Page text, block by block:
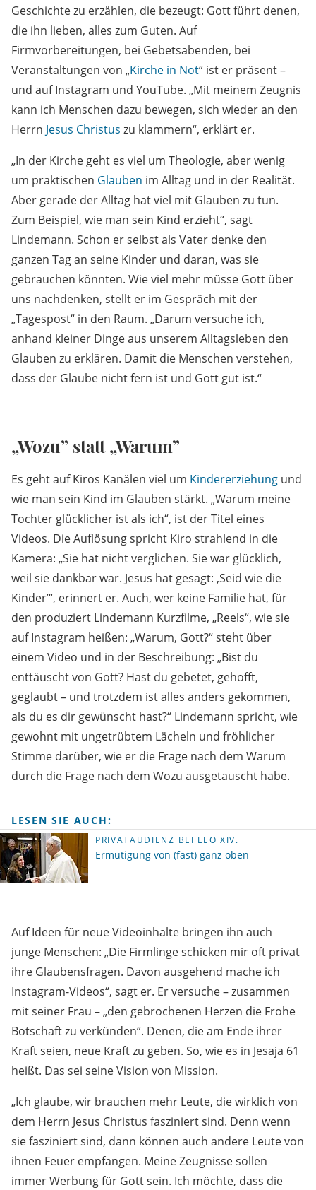
Geschichte zu erzählen, die bezeugt: Gott führt denen,
die ihn lieben, alles zum Guten. Auf
Firmvorbereitungen, bei Gebetsabenden, bei
Veranstaltungen von „Kirche in Not“ ist er präsent –
und auf Instagram und YouTube. „Mit meinem Zeugnis
kann ich Menschen dazu bewegen, sich wieder an den
Herrn Jesus Christus zu klammern“, erklärt er.
„In der Kirche geht es viel um Theologie, aber wenig
um praktischen Glauben im Alltag und in der Realität.
Aber gerade der Alltag hat viel mit Glauben zu tun.
Zum Beispiel, wie man sein Kind erzieht“, sagt
Lindemann. Schon er selbst als Vater denke den
ganzen Tag an seine Kinder und daran, was sie
gebrauchen könnten. Wie viel mehr müsse Gott über
uns nachdenken, stellt er im Gespräch mit der
„Tagespost“ in den Raum. „Darum versuche ich,
anhand kleiner Dinge aus unserem Alltagsleben den
Glauben zu erklären. Damit die Menschen verstehen,
dass der Glaube nicht fern ist und Gott gut ist.“
„Wozu” statt „Warum”
Es geht auf Kiros Kanälen viel um Kindererziehung und
wie man sein Kind im Glauben stärkt. „Warum meine
Tochter glücklicher ist als ich“, ist der Titel eines
Videos. Die Auflösung spricht Kiro strahlend in die
Kamera: „Sie hat nicht verglichen. Sie war glücklich,
weil sie dankbar war. Jesus hat gesagt: ‚Seid wie die
Kinder’“, erinnert er. Auch, wer keine Familie hat, für
den produziert Lindemann Kurzfilme, „Reels“, wie sie
auf Instagram heißen: „Warum, Gott?“ steht über
einem Video und in der Beschreibung: „Bist du
enttäuscht von Gott? Hast du gebetet, gehofft,
geglaubt – und trotzdem ist alles anders gekommen,
als du es dir gewünscht hast?“ Lindemann spricht, wie
gewohnt mit ungetrübtem Lächeln und fröhlicher
Stimme darüber, wie er die Frage nach dem Warum
durch die Frage nach dem Wozu ausgetauscht habe.
LESEN SIE AUCH:
PRIVATAUDIENZ BEI LEO XIV.
Ermutigung von (fast) ganz oben
Auf Ideen für neue Videoinhalte bringen ihn auch
junge Menschen: „Die Firmlinge schicken mir oft privat
ihre Glaubensfragen. Davon ausgehend mache ich
Instagram-Videos“, sagt er. Er versuche – zusammen
mit seiner Frau – „den gebrochenen Herzen die Frohe
Botschaft zu verkünden“. Denen, die am Ende ihrer
Kraft seien, neue Kraft zu geben. So, wie es in Jesaja 61
heißt. Das sei seine Vision von Mission.
„Ich glaube, wir brauchen mehr Leute, die wirklich von
dem Herrn Jesus Christus fasziniert sind. Denn wenn
sie fasziniert sind, dann können auch andere Leute von
ihnen Feuer empfangen. Meine Zeugnisse sollen
immer Werbung für Gott sein. Ich möchte, dass die